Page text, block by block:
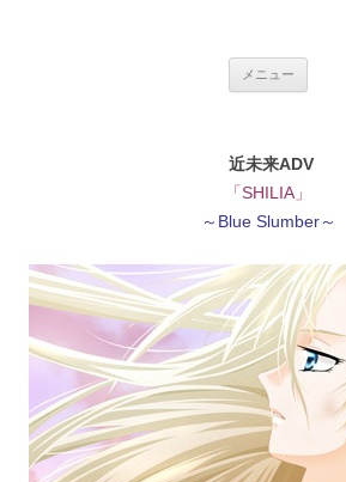
メニュー
ス
プ
近未来ADV
「SHILIA」
～Blue Slumber～